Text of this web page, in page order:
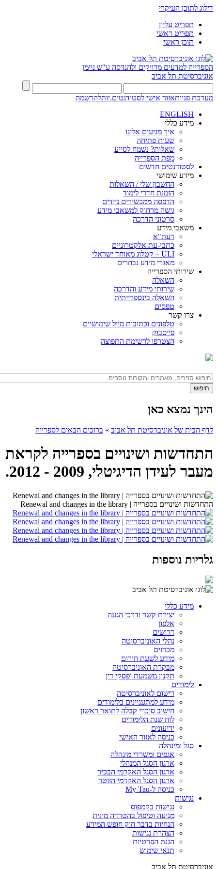
דילוג לתוכן העיקרי
תפריט עליון
תפריט ראשי
תוכן ראשי
הספרייה למדעים מדויקים ולהנדסה ע"ש ניימן
אוניברסיטת תל אביב
מערכת פניותאזור אישי לסטודנטים.יותלהרשמה
ENGLISH
מידע כללי
איך מגיעים אלינו
שעות פתיחה
שאלות? נשמח לסייע
מפת הספרייה
לסטודנטים חדשים
מידע שימושי
החשבון שלי / השאלות
הזמנת חדרי לימוד
הדפסה ממכשירים ניידים
גישה מרחוק למשאבי מידע
סרטוני הדרכה
משאבי מידע
דעת"א
כתבי-עת אלקטרוניים
ULI – קטלוג מאוחד ישראלי
מאגרי מידע נבחרים
שירותי הספרייה
השאלה
שירותי מידע והדרכה
השאלה בינספרייתית
טפסים
צרו קשר
טלפונים וכתובות מייל שימושיים
פייסבוק
הצטרפו לרשימת התפוצה
הינך נמצא כאן
לדף הבית של אוניברסיטת תל אביב » ברוכים הבאים לספרייה
התחדשות ושינויים בספרייה לקראת
מעבר לעידן הדיגיטלי, 2009 - 2012.
התחדשות ושינויים בספרייה | Renewal and changes in the library
גלריות נוספות
מידע כללי
יצירת קשר ודרכי הגעה
אלפון
דרושים
נהלי האוניברסיטה
מכרזים
מידע לשעת חירום
מבקרת האוניברסיטה
תקנון משמעת ופסקי דין
לימודים
רישום לאוניברסיטה
מידע למתעניינים בלימודים
חישוב סיכויי קבלה לתואר ראשון
לוח שנת הלימודים
ידיעונים
כניסה לאזור האישי
סגל ומינהלה
אגפים ומשרדי מינהלה
ארגון הסגל המנהלי
ארגון הסגל האקדמי הבכיר
ארגון הסגל האקדמי הזוטר
כניסה ל-My Tau
נגישות
נגישות בקמפוס
מניעה וטיפול בהטרדה מינית
הנחיות בדבר חוק חופש המידע
הצהרת נגישות
הגנת הפרטיות
תנאי שימוש
אוניברסיטת תל אביב